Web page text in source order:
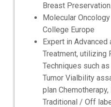
Breast Preservation.
Molecular
College Europe
Expert in Advanced
Treatment, utilizing
Techniques such
Tumor Vialbility
plan
Traditional / Off